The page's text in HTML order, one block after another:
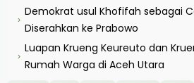
›
Demokrat usul Khofifah sebagai
Diserahkan ke Prabowo
›
Luapan Krueng Keureuto dan
Rumah Warga di Aceh Utara